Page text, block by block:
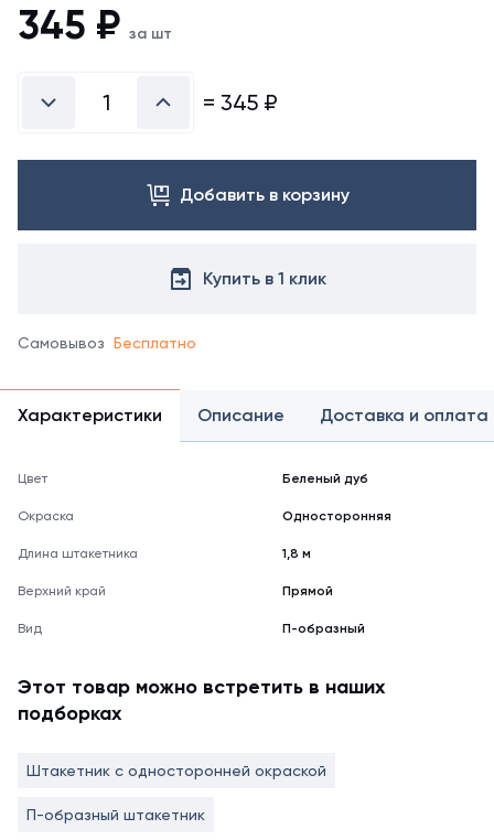
другого
345 ₽ за шт
= 345 ₽
Добавить в корзину
Купить в 1 клик
Самовывоз Бесплатно
Характеристики Описание Доставка и оплата
Цвет Беленый дуб
Окраска Односторонняя
Длина штакетника 1,8 м
Верхний край Прямой
Вид П-образный
Этот товар можно встретить в наших
подборках
Штакетник с односторонней окраской
П-образный штакетник